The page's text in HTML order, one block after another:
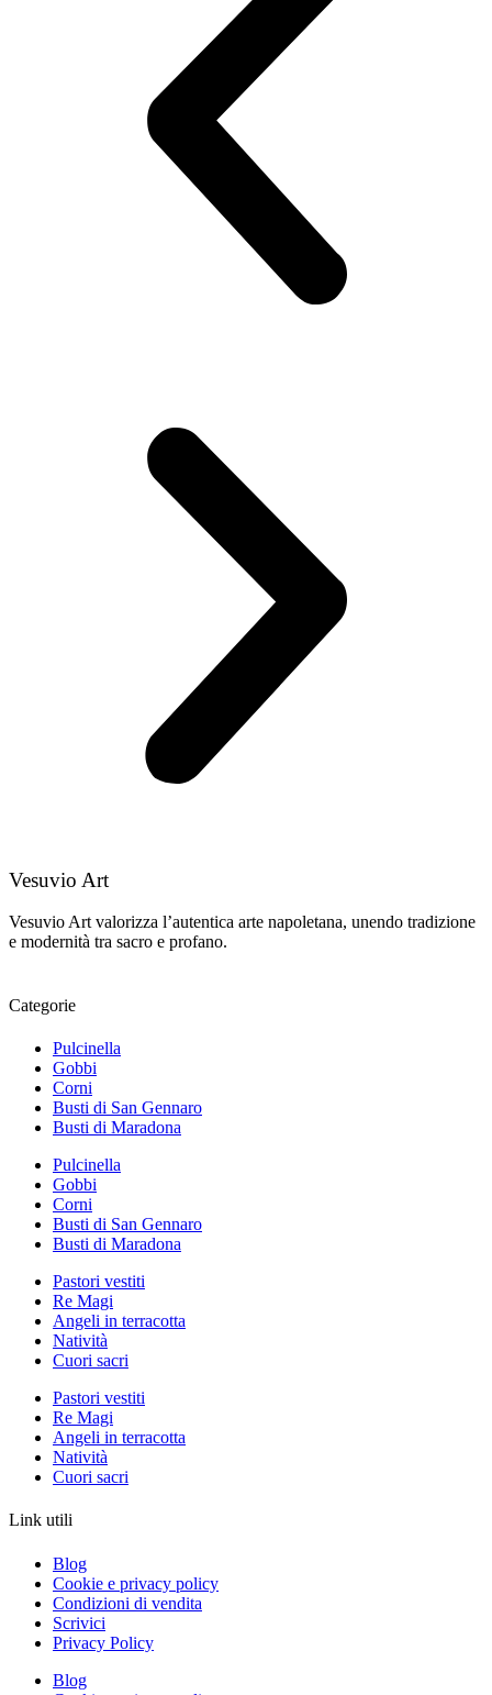
Vesuvio Art
Vesuvio Art valorizza l’autentica arte napoletana, unendo tradizione
e modernità tra sacro e profano.
Categorie
Pulcinella
Gobbi
Corni
Busti di San Gennaro
Busti di Maradona
Pulcinella
Gobbi
Corni
Busti di San Gennaro
Busti di Maradona
Pastori vestiti
Re Magi
Angeli in terracotta
Natività
Cuori sacri
Pastori vestiti
Re Magi
Angeli in terracotta
Natività
Cuori sacri
Link utili
Blog
Cookie e privacy policy
Condizioni di vendita
Scrivici
Privacy Policy
Blog